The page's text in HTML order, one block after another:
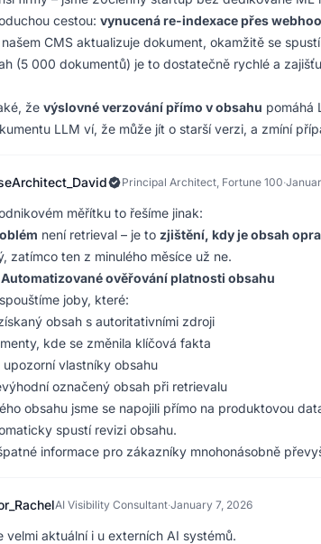
cestou: vynucená re-indexace přes
CMS aktualizuje dokument, okamžitě se
(5 000 dokumentů) je to dostatečně rychlé a
že výslovné verzování přímo v obsahu pomáhá
LLM ví, že může jít o starší verzi, a zmíní
Principal Architect, Fortune 100·
měřítku to řešíme jinak:
není retrieval – je to zjištění, kdy je obsah
zatímco ten z minulého měsíce už ne.
Automatizované ověřování platnosti obsahu
joby, které:
obsah s autoritativními zdroji
kde se změnila klíčová fakta
vlastníky obsahu
označený obsah při retrievalu
obsahu jsme se napojili přímo na produktovou
spustí revizi obsahu.
informace pro zákazníky mnohonásobně
AI Visibility Consultant·January 7, 2026
velmi aktuální i u externích AI systémů.